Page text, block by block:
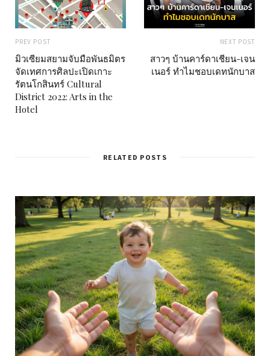
PREV POST
มิวเซียมสยามจับมือพันธมิตร
จัดเทศการศิลปะเปิดเกาะ
รัตนโกสินทร์ Cultural
District 2022: Arts in the
Hotel
NEXT POST
สาวๆ บ้านคาร์ดาเชียน-เจน
เนอร์ ทำไมชอบเดทนักบาส
RELATED POSTS